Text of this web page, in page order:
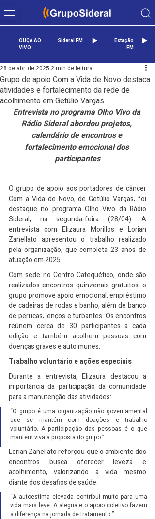
OUÇA AO
VIVO
Sideral FM
Estação
FM
Grupo de apoio Com a Vida de Novo destaca
atividades e fortalecimento da rede de
acolhimento em Getúlio Vargas
28 de abr. de 2025 2 min de leitura
Entrevista no programa Olho Vivo da
Rádio Sideral abordou projetos,
calendário de encontros e
fortalecimento emocional dos
participantes
O grupo de apoio aos portadores de câncer
Com a Vida de Novo, de Getúlio Vargas, foi
destaque no programa Olho Vivo da Rádio
Sideral, na segunda-feira (28/04). A
entrevista com Elizaura Morillos e Lorian
Zanellato apresentou o trabalho realizado
pela organização, que completa 23 anos de
atuação em 2025.
Com sede no Centro Catequético, onde são
realizados encontros quinzenais gratuitos, o
grupo promove apoio emocional, empréstimo
de cadeiras de rodas e banho, além de banco
de perucas, lenços e turbantes. Os encontros
reúnem cerca de 30 participantes a cada
edição e também acolhem pessoas com
doenças graves e autoimunes.
Trabalho voluntário e ações especiais
Durante a entrevista, Elizaura destacou a
importância da participação da comunidade
para a manutenção das atividades:
“O grupo é uma organização não governamental
que se mantém com doações e trabalho
voluntário. A participação das pessoas é o que
mantém viva a proposta do grupo.”
Lorian Zanellato reforçou que o ambiente dos
encontros busca oferecer leveza e
acolhimento, valorizando a vida mesmo
diante dos desafios de saúde:
“A autoestima elevada contribui muito para uma
vida mais leve. A alegria e o apoio coletivo fazem
a diferença na jornada de tratamento.”